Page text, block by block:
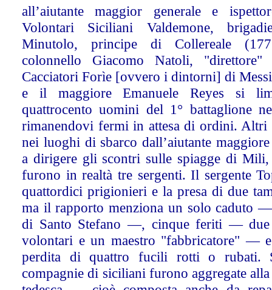
all’aiutante maggior generale e
Volontari Siciliani Valdemone,
Minutolo, principe di Collereale
colonnello Giacomo Natoli,
Cacciatori Forìe [ovvero i dintorni] di
e il maggiore Emanuele Reyes si
quattrocento uomini del 1° battaglione
rimanendovi fermi in attesa di ordini.
nei luoghi di sbarco dall’aiutante
a dirigere gli scontri sulle spiagge di Mili,
furono in realtà tre sergenti. Il sergente
quattordici prigionieri e la presa di due
ma il rapporto menziona un solo caduto
di Santo Stefano —, cinque feriti —
volontari e un maestro "fabbricatore" —
perdita di quattro fucili rotti o rubati.
compagnie di siciliani furono aggregate